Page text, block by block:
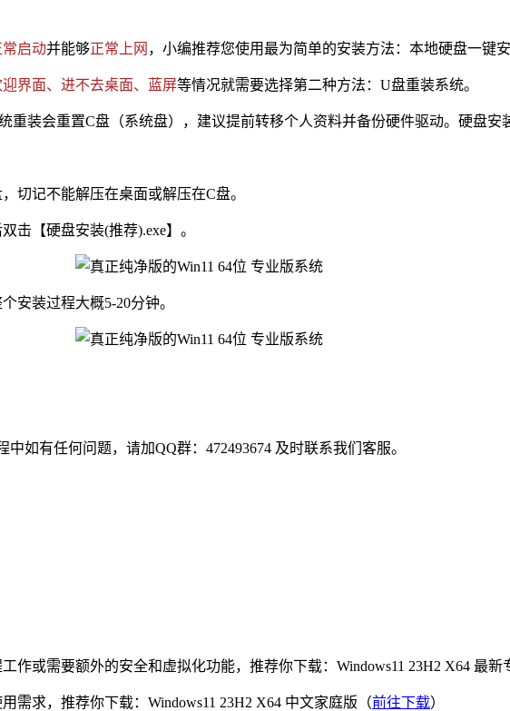
常启动并能够正常上网 ，小编推荐您使用最为简单的安装方法：本地硬盘一键安
界面、进不去桌面、蓝屏等情况就需要选择第二种方法：U盘重装系统。
会重置C盘（系统盘），建议提前转移个人资料并备份硬件驱动。硬盘安
记不能解压在桌面或解压在C盘。
击【硬盘安装(推荐).exe】。
装过程大概5-20分钟。
中如有任何问题，请加QQ群：472493674 及时联系我们客服。
或需要额外的安全和虚拟化功能，推荐你下载：Windows11 23H2 X64 最新
求，推荐你下载：Windows11 23H2 X64 中文家庭版（前往下载）